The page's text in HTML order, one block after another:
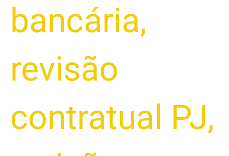
bancária,
revisão
contratual PJ,